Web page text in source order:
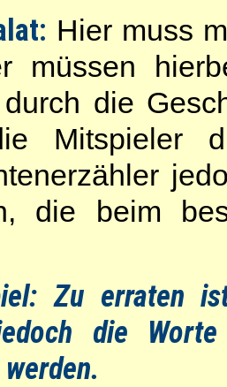
Hier muss
müssen
die
Mitspieler
die beim
Zu erraten
die